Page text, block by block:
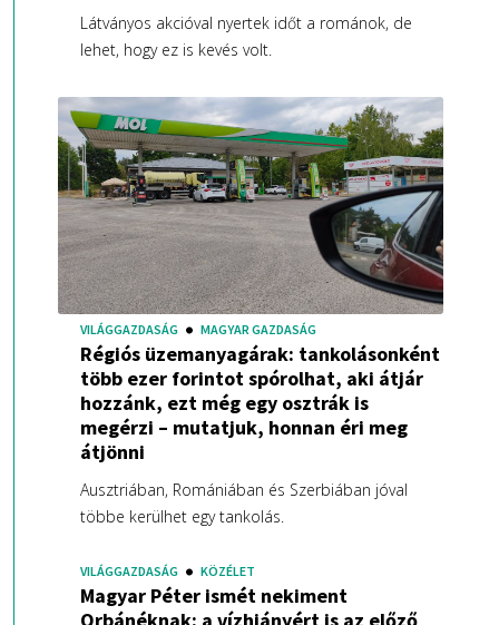
Látványos akcióval nyertek időt a románok, de
lehet, hogy ez is kevés volt.
VILÁGGAZDASÁG MAGYAR GAZDASÁG
Régiós üzemanyagárak: tankolásonként
több ezer forintot spórolhat, aki átjár
hozzánk, ezt még egy osztrák is
megérzi – mutatjuk, honnan éri meg
átjönni
Ausztriában, Romániában és Szerbiában jóval
többe kerülhet egy tankolás.
VILÁGGAZDASÁG KÖZÉLET
Magyar Péter ismét nekiment
Orbánéknak: a vízhiányért is az előző